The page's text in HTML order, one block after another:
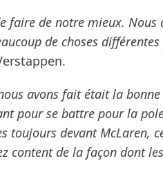
faire de notre mieux.
de choses
avons fait était la
pour se battre pour la
toujours devant McLaren,
content de la façon dont